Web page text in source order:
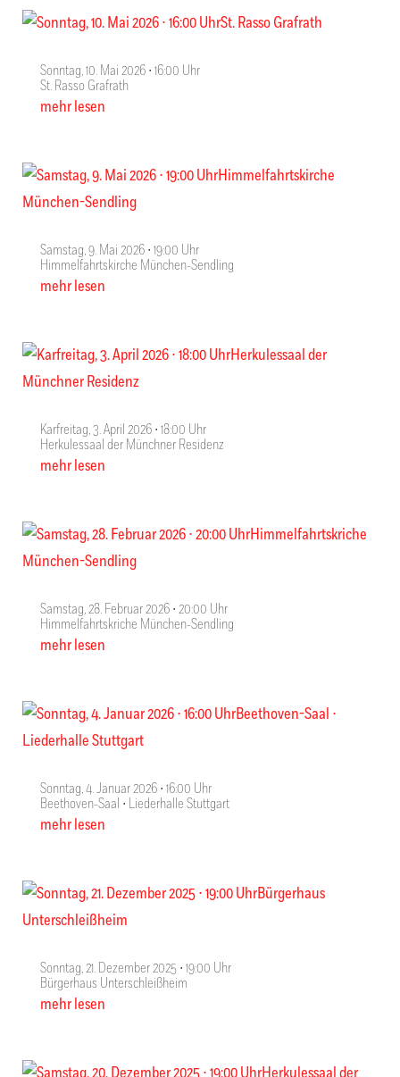
Sonntag, 10. Mai 2026 ∙ 16:00 Uhr
St. Rasso Grafrath
mehr lesen
Samstag, 9. Mai 2026 ∙ 19:00 Uhr
Himmelfahrtskirche München-Sendling
mehr lesen
Karfreitag, 3. April 2026 ∙ 18:00 Uhr
Herkulessaal der Münchner Residenz
mehr lesen
Samstag, 28. Februar 2026 ∙ 20:00 Uhr
Himmelfahrtskriche München-Sendling
mehr lesen
Sonntag, 4. Januar 2026 ∙ 16:00 Uhr
Beethoven-Saal ∙ Liederhalle Stuttgart
mehr lesen
Sonntag, 21. Dezember 2025 ∙ 19:00 Uhr
Bürgerhaus Unterschleißheim
mehr lesen